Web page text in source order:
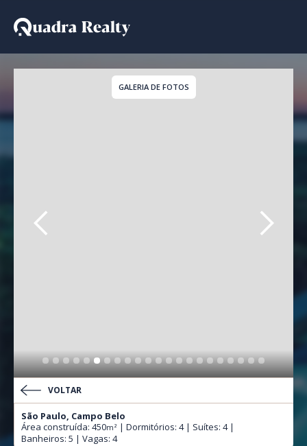
Casa De Condomínio a
GALERIA DE FOTOS
VOLTAR
São Paulo, Campo Belo
Área construída: 450m² | Dormitórios: 4 | Suítes: 4 |
Banheiros: 5 | Vagas: 4